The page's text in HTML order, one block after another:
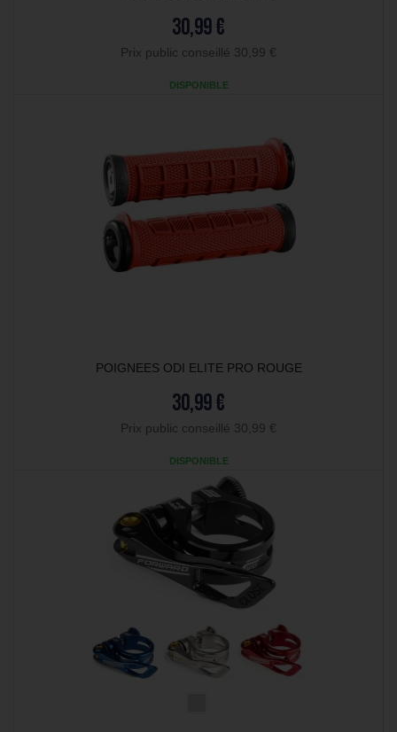
30,99 €
Prix public conseillé 30,99 €
DISPONIBLE
POIGNEES ODI ELITE PRO ROUGE
30,99 €
Prix public conseillé 30,99 €
DISPONIBLE